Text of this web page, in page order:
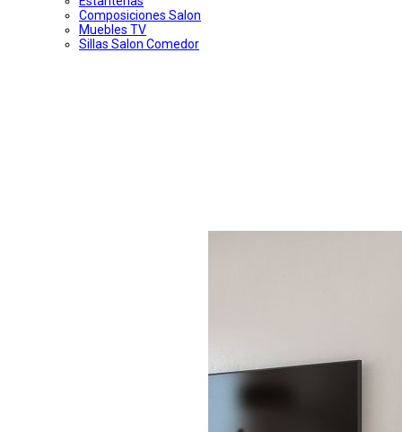
Composiciones Salon
Muebles TV
Sillas Salon Comedor